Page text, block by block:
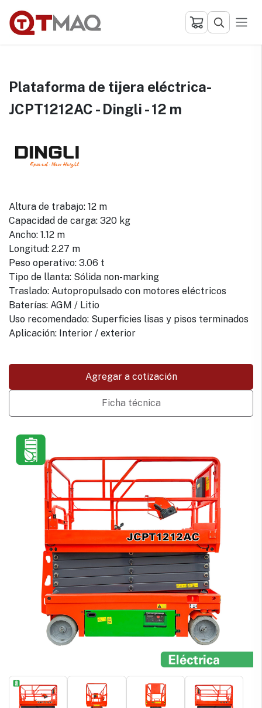
Plataforma de tijera eléctrica-
JCPT1212AC - Dingli - 12 m
Altura de trabajo: 12 m
Capacidad de carga: 320 kg
Ancho: 1.12 m
Longitud: 2.27 m
Peso operativo: 3.06 t
Tipo de llanta: Sólida non-marking
Traslado: Autopropulsado con motores eléctricos
Baterías: AGM / Litio
Uso recomendado: Superficies lisas y pisos terminados
Aplicación: Interior / exterior
Agregar a cotización
Ficha técnica